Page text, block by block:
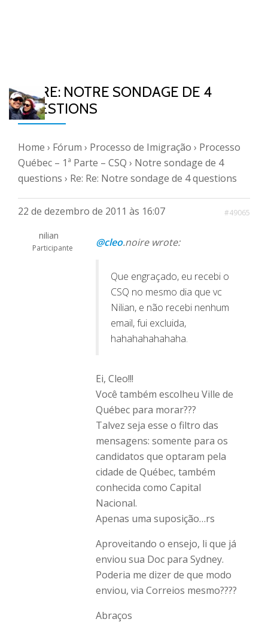
RE: RE: NOTRE SONDAGE DE 4
QUESTIONS
Home › Fórum › Processo de Imigração › Processo
Québec – 1ª Parte – CSQ › Notre sondage de 4
questions › Re: Re: Notre sondage de 4 questions
22 de dezembro de 2011 às 16:07 #49065
nilian
Participante @cleo.noire wrote:
Que engraçado, eu recebi o
CSQ no mesmo dia que vc
Nilian, e não recebi nenhum
email, fui excluida,
hahahahahahaha.
Ei, Cleo!!!
Você também escolheu Ville de
Québec para morar???
Talvez seja esse o filtro das
mensagens: somente para os
candidatos que optaram pela
cidade de Québec, também
conhecida como Capital
Nacional.
Apenas uma suposição…rs
Aproveitando o ensejo, li que já
enviou sua Doc para Sydney.
Poderia me dizer de que modo
enviou, via Correios mesmo????
Abraços